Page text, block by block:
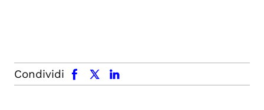
Condividi
facebook x.com linkedin